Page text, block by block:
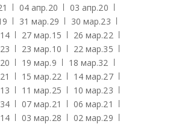
04 апр.20 03 апр.20
31 мар.29 30 мар.23
14 27 мар.15 26 мар.22
23 23 мар.10 22 мар.35
20 19 мар.9 18 мар.32
21 15 мар.22 14 мар.27
13 11 мар.25 10 мар.23
34 07 мар.21 06 мар.21
14 03 мар.28 02 мар.29